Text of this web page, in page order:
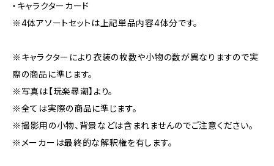
・キャラクターカード
※4体アソートセットは上記単品内容4体分です。
※キャラクターにより衣装の枚数や小物の数が異なりますので実
際の商品に準じます。
※写真は【玩楽尋潮】より。
※全ては実際の商品に準じます。
※撮影用の小物、背景などは含まれませんのでご注意ください。
※メーカーは最終的な解釈権を有します。